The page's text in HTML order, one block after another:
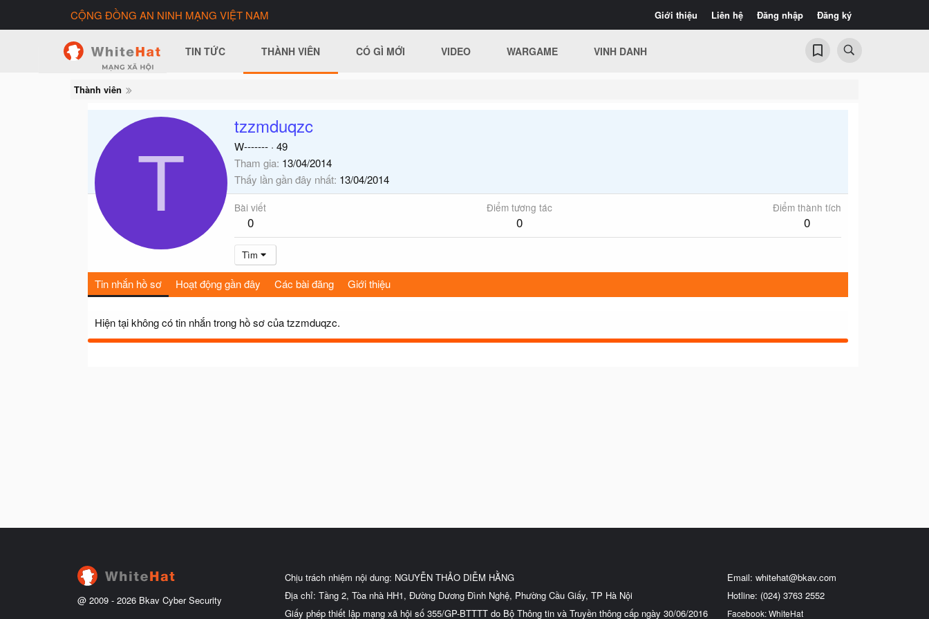
Giới thiệu Liên hệ Đăng nhập Đăng ký
CỘNG ĐỒNG AN NINH MẠNG VIỆT NAM
TIN TỨC THÀNH VIÊN CÓ GÌ MỚI VIDEO WARGAME VINH DANH
Thành viên
T
tzzmduqzc
W------- · 49
Tham gia 13/04/2014
Thấy lần gần đây nhất 13/04/2014
Bài viết
0
Điểm tương tác
0
Điểm thành tích
0
Tìm
Tin nhắn hồ sơ Hoạt động gần đây Các bài đăng Giới thiệu
Hiện tại không có tin nhắn trong hồ sơ của tzzmduqzc.
@ 2009 - 2026 Bkav Cyber Security
Chịu trách nhiệm nội dung: NGUYỄN THẢO DIỄM HẰNG
Địa chỉ: Tầng 2, Tòa nhà HH1, Đường Dương Đình Nghệ, Phường Cầu Giấy, TP Hà Nội
Giấy phép thiết lập mạng xã hội số 355/GP-BTTTT do Bộ Thông tin và Truyền thông cấp ngày 30/06/2016
Email: whitehat@bkav.com
Hotline: (024) 3763 2552
Facebook: WhiteHat